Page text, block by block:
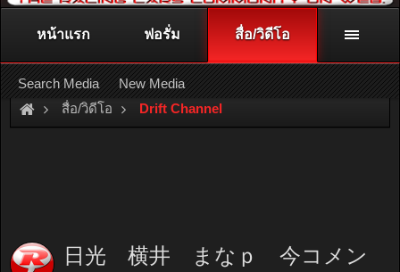
ติดต่อลงโฆษณา racingweb@gmail.comหรือโทร. 081-811-1138
หรืออ่านรายละเอียดเพิ่มเติม คลิกที่นี่
สื่อ/วิดีโอ Drift Channel
日光 横井 まなｐ 今コメン
หน้าแรก ฟอรั่ม สื่อ/วิดีโอ
Search Media New Media